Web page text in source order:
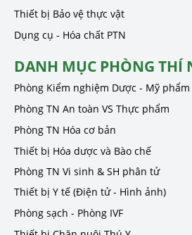
Thiết bị Bảo vệ thực vật
Dụng cụ - Hóa chất PTN
DANH MỤC PHÒNG THÍ
Phòng Kiểm nghiệm Dược - Mỹ phẩm
Phòng TN An toàn VS Thực phẩm
Phòng TN Hóa cơ bản
Thiết bị Hóa dược và Bào chế
Phòng TN Vi sinh & SH phân tử
Thiết bị Y tế (Điện tử - Hình ảnh)
Phòng sạch - Phòng IVF